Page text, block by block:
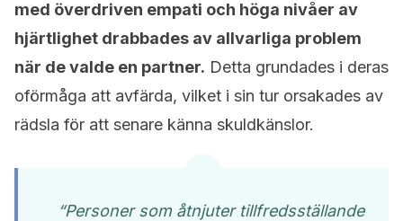
med överdriven empati och höga nivåer av
hjärtlighet drabbades av allvarliga problem
när de valde en partner. Detta grundades i deras
oförmåga att avfärda, vilket i sin tur orsakades av
rädsla för att senare känna skuldkänslor.
“Personer som åtnjuter tillfredsställande